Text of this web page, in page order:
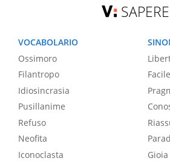
SAPERE
VOCABOLARIO
Ossimoro
Filantropo
Idiosincrasia
Pusillanime
Refuso
Neofita
Iconoclasta
Facile
Gioia